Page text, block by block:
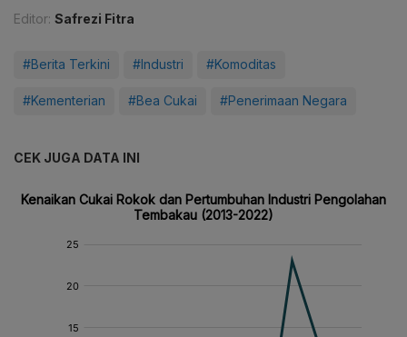
Editor: Safrezi Fitra
#Berita Terkini #Industri #Komoditas
#Kementerian #Bea Cukai #Penerimaan Negara
CEK JUGA DATA INI